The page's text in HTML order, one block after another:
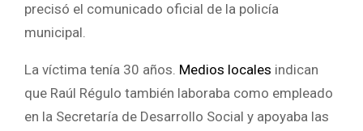
precisó el comunicado oficial de la policía
municipal.
La víctima tenía 30 años. Medios locales indican
que Raúl Régulo también laboraba como empleado
en la Secretaría de Desarrollo Social y apoyaba las